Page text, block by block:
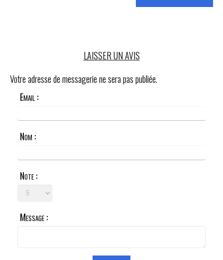
LAISSER UN AVIS
Votre adresse de messagerie ne sera pas publiée.
Email :
Nom :
Note :
Message :